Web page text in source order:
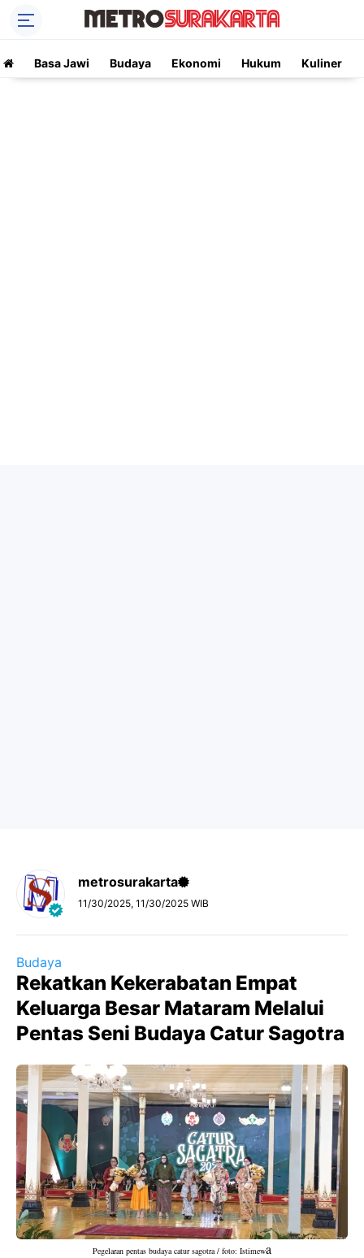
Basa Jawi Budaya Ekonomi Hukum Kuliner
metrosurakarta
11/30/2025, 11/30/2025 WIB
Budaya
Rekatkan Kekerabatan Empat
Keluarga Besar Mataram Melalui
Pentas Seni Budaya Catur Sagotra
Pegelaran pentas budaya catur sagotra / foto: Istimewa